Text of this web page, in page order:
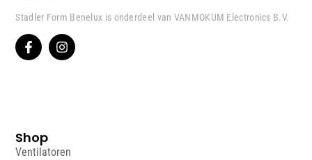
Stadler Form Benelux is onderdeel van VANMOKUM Electronics B.V.
Shop
Ventilatoren